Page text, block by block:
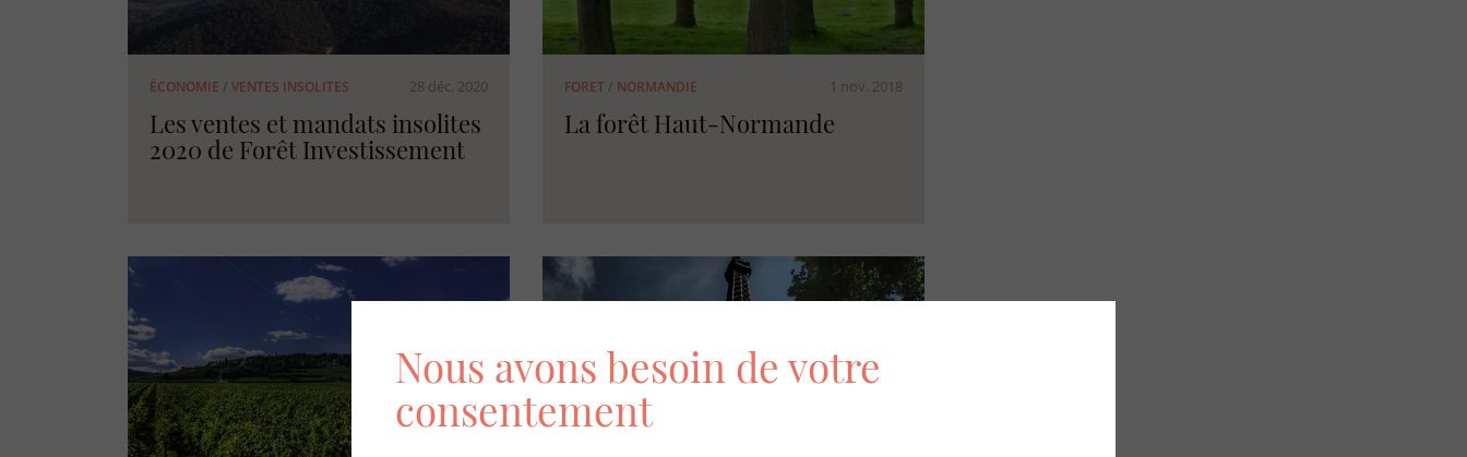
ÉCONOMIE / VENTES INSOLITES 28 déc. 2020
Les ventes et mandats insolites
2020 de Forêt Investissement
FORET/ NORMANDIE 1 nov. 2018
La forêt Haut-Normande
Nous avons besoin de votre
consentement